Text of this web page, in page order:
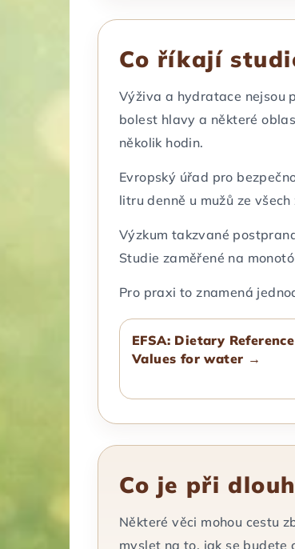
Co říkají
Výživa a hydratace nejsou
bolest hlavy a některé
několik hodin.
Evropský úřad pro
litru denně u mužů ze
Výzkum takzvané
Studie zaměřené na
Pro praxi to znamená
EFSA: Dietary Reference
Values for water →
Co je při
Některé věci mohou cestu
myslet na to, jak se budete